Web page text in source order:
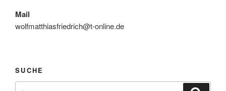
Mail
wolfmatthiasfriedrich@t-online.de
SUCHE